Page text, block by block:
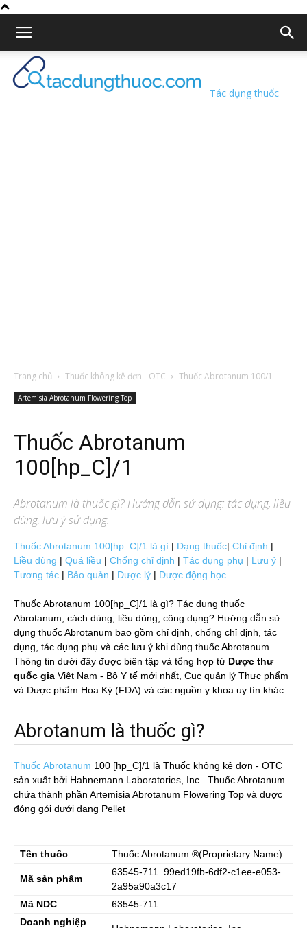
Tác dụng thuốc
Trang chủ Thuốc không kê đơn - OTC Thuốc Abrotanum 100/1
Artemisia Abrotanum Flowering Top
Thuốc Abrotanum
100[hp_C]/1
Abrotanum là thuốc gì? Hướng dẫn sử dụng: tác dụng, liều
dùng, lưu ý sử dụng.
Thuốc Abrotanum 100[hp_C]/1 là gì | Dạng thuốc| Chỉ định |
Liều dùng | Quá liều | Chống chỉ định | Tác dụng phụ | Lưu ý |
Tương tác | Bảo quản | Dược lý | Dược động học
Thuốc Abrotanum 100[hp_C]/1 là gì? Tác dụng thuốc
Abrotanum, cách dùng, liều dùng, công dụng? Hướng dẫn sử
dụng thuốc Abrotanum bao gồm chỉ định, chống chỉ định, tác
dụng, tác dụng phụ và các lưu ý khi dùng thuốc Abrotanum.
Thông tin dưới đây được biên tập và tổng hợp từ Dược thư
quốc gia Việt Nam - Bộ Y tế mới nhất, Cục quản lý Thực phẩm
và Dược phẩm Hoa Kỳ (FDA) và các nguồn y khoa uy tín khác.
Abrotanum là thuốc gì?
Thuốc Abrotanum 100 [hp_C]/1 là Thuốc không kê đơn - OTC
sản xuất bởi Hahnemann Laboratories, Inc.. Thuốc Abrotanum
chứa thành phần Artemisia Abrotanum Flowering Top và được
đóng gói dưới dạng Pellet
Tên thuốc ThuốcAbrotanum ®(Proprietary Name)
Mã sản phẩm
63545-711_99ed19fb-6df2-c1ee-e053-
2a95a90a3c17
Mã NDC
63545-711
Doanh nghiệp